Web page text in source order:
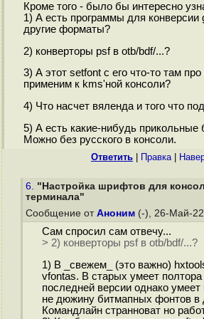
Кроме того - было бы интересно
1) А есть программы для конверсии
другие форматы?
2) конверторы psf в otb/bdf/...?
3) А этот setfont с его что-то там
применим к kms'ной консоли?
4) Что насчет вяленда и того что
5) А есть какие-нибудь
Можно без русского в консоли.
Ответить Правка|
6. "Настройка шрифтов для
терминала"
Сообщение от Аноним (-), 26-Май-
Сам спросил сам отвечу...
> 2) конверторы psf в otb/bdf/...?
1) В _свежем_ (это важно)
vfontas. В старых умеет
последней версии однако
не дюжину битмапных фонтов в
Командлайн странноват но